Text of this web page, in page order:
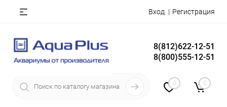
Вход Регистрация
8(812)622-12-51
8(800)555-12-51
0 0